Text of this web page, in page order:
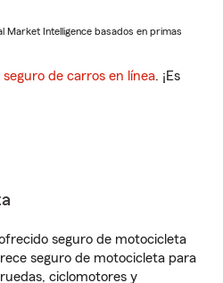
Market Intelligence basados en primas
de carros en línea. ¡Es
seguro de motocicleta
seguro de motocicleta para
ciclomotores y